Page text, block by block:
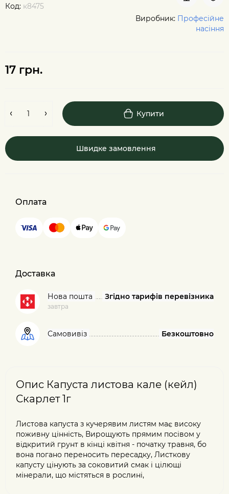
Код: к8475
Виробник: Професійне
насіння
17 грн.
Купити
Швидке замовлення
Оплата
Доставка
Нова пошта
завтра
Згідно тарифів перевізника
Самовивіз Безкоштовно
Опис Капуста листова кале (кейл)
Скарлет 1г
Листова капуста з кучерявим листям має високу
поживну цінність, Вирощують прямим посівом у
відкритий грунт в кінці квітня - початку травня, бо
вона погано переносить пересадку, Листкову
капусту цінують за соковитий смак і цілющі
мінерали, що містяться в рослині,